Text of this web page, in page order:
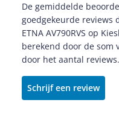
De gemiddelde
goedgekeurde reviews
ETNA AV790RVS op
berekend door de som
door het aantal reviews.
Schrijf een review